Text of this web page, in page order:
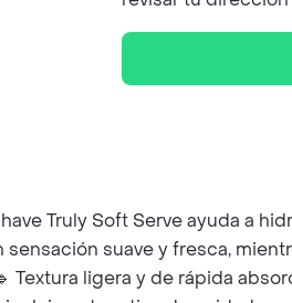
Truly Soft Serve ayuda a
suave y fresca,
ligera y de rápida